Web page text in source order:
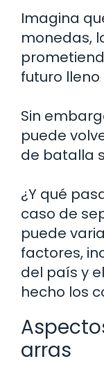
Imagina
monedas,
futuro
Sin
puede
de batalla
¿Y qué
caso de
puede
factores,
del país y
hecho los
arras